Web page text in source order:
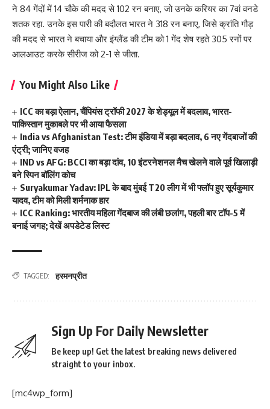
ने 84 गेंदों में 14 चौके की मदद से 102 रन बनाए, जो उनके करियर का 7वां वनडे
शतक रहा. उनके इस पारी की बदौलत भारत ने 318 रन बनाए, जिसे क्रांति गौड़
की मदद से भारत ने बचाया और इंग्लैंड की टीम को 1 गेंद शेष रहते 305 रनों पर
आलआउट करके सीरीज को 2-1 से जीता.
You Might Also Like
ICC का बड़ा ऐलान, चैंपियंस ट्रॉफी 2027 के शेड्यूल में बदलाव, भारत-
पाकिस्तान मुकाबले पर भी आया फैसला
India vs Afghanistan Test: टीम इंडिया में बड़ा बदलाव, 6 नए गेंदबाजों की
एंट्री; जानिए वजह
IND vs AFG: BCCI का बड़ा दांव, 10 इंटरनेशनल मैच खेलने वाले पूर्व खिलाड़ी
बने स्पिन बॉलिंग कोच
Suryakumar Yadav: IPL के बाद मुंबई T20 लीग में भी फ्लॉप हुए सूर्यकुमार
यादव, टीम को मिली शर्मनाक हार
ICC Ranking: भारतीय महिला गेंदबाज की लंबी छलांग, पहली बार टॉप-5 में
बनाई जगह; देखें अपडेटेड लिस्ट
TAGGED: हरमनप्रीत
Sign Up For Daily Newsletter
Be keep up! Get the latest breaking news delivered
straight to your inbox.
[mc4wp_form]